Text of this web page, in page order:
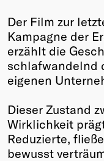
Der Film zur
Kampagne der
erzählt die
schlafwandelnd
eigenen
Dieser Zustand
Wirklichkeit
Reduzierte,
bewusst